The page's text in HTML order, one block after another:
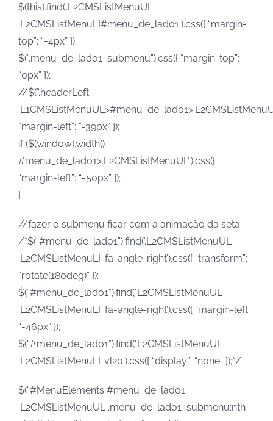
$(this).find(‘.L2CMSListMenuUL
.L2CMSListMenuLI#menu_de_lado1’).css({ “margin-
top”: “-4px” });
$(“.menu_de_lado1_submenu”).css({ “margin-top”:
“0px” });
//$(“.headerLeft
“margin-left”: “-39px” });
if ($(window).width()
#menu_de_lado1>.L2CMSListMenuUL”).css({
“margin-left”: “-50px” });
}
//fazer o submenu ficar com a animação da seta
/*$(“#menu_de_lado1”).find(‘.L2CMSListMenuUL
.L2CMSListMenuLI .fa-angle-right’).css({ “transform”:
“rotate(180deg)” });
$(“#menu_de_lado1”).find(‘.L2CMSListMenuUL
.L2CMSListMenuLI .fa-angle-right’).css({ “margin-left”:
“-46px” });
$(“#menu_de_lado1”).find(‘.L2CMSListMenuUL
.L2CMSListMenuLI .vl20’).css({ “display”: “none” });*/
$(“#MenuElements #menu_de_lado1
.L2CMSListMenuUL .menu_de_lado1_submenu:nth-